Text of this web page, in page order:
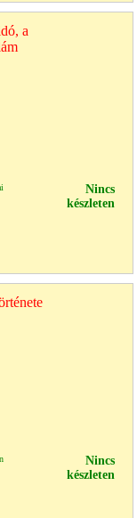
a
Nincs
készleten
Nincs
készleten